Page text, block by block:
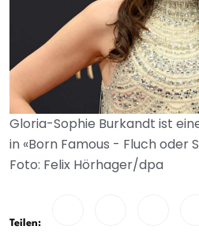
Gloria-Sophie Burkandt ist
in «Born Famous - Fluch oder
Foto: Felix Hörhager/dpa
Teilen: